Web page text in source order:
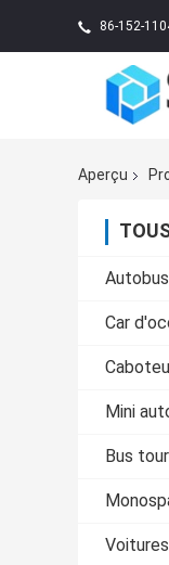
86-152-
Aperçu
Car
Mini
Bus